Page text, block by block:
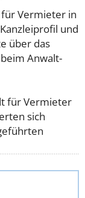
für Vermieter in
und
über das
Anwalt-
für Vermieter
sich